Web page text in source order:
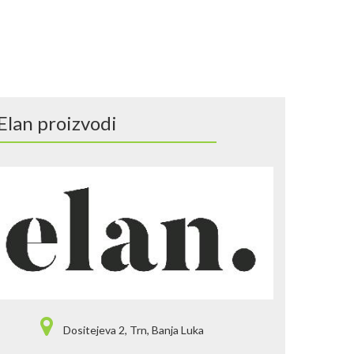
proizvodi
Dositejeva 2, Trn, Banja Luka